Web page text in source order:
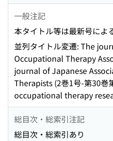
一般注記
本タイトル等は最新号によ
並列タイトル変遷: The
Occupational Therapy
journal of Japanese
Therapists (2巻1号-第30
occupational therapy
総目次・総索引注記
総目次・総索引あり